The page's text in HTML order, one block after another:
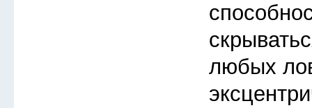
любых